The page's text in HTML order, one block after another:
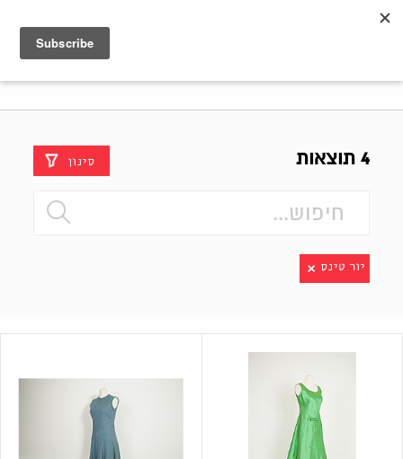
4 תוצאות סינון
יור טינס